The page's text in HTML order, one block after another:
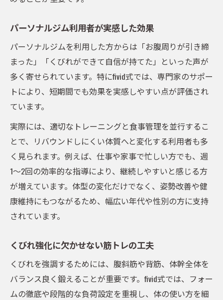
パーソナルジム利用者が実感した効果
パーソナルジムを利用した方からは「お腹周りが引き締
まった」「くびれができて自信が持てた」といった声が
多く寄せられています。特にfivid式では、専門家のサポー
トにより、短期間でも効果を実感しやすい点が評価され
ています。
実際には、適切なトレーニングと食事管理を並行するこ
とで、リバウンドしにくい体質へと変化する利用者も多
く見られます。例えば、仕事や家事で忙しい方でも、週
1〜2回の効率的な指導により、継続しやすいと感じる方
が増えています。体型の変化だけでなく、姿勢改善や健
康維持にもつながるため、幅広い年代や性別の方に支持
されています。
くびれ強化に欠かせない筋トレの工夫
くびれを強調するためには、腹斜筋や背筋、体幹全体を
バランス良く鍛えることが重要です。fivid式では、フォー
ムの徹底や段階的な負荷設定を重視し、体の使い方を細